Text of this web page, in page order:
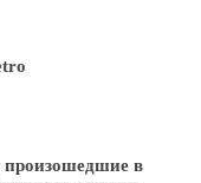
произошедшие в